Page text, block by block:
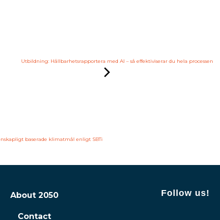
Utbildning: Hållbarhetsrapportera med AI – så effektiviserar du hela processen
baserade klimatmål enligt SBTi
About 2050
Contact
Follow us!